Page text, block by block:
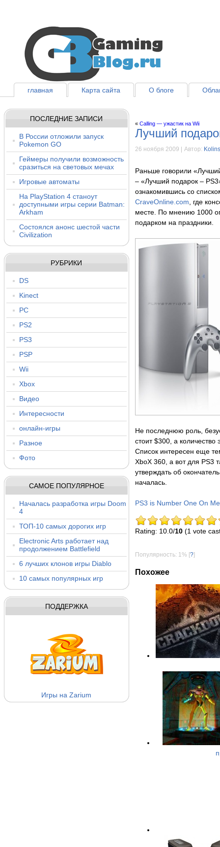
главная Карта сайта О блоге
ПОСЛЕДНИЕ ЗАПИСИ
В России отложили запуск
Pokemon GO
Геймеры получили возможность
сразиться на световых мечах
Игровые автоматы
На PlayStation 4 станоут
доступными игры серии Batman:
Arkham
Состоялся анонс шестой части
Civilization
РУБРИКИ
DS
Kinect
PC
PS2
PS3
PSP
Wii
Xbox
Видео
Интересности
онлайн-игры
Разное
Фото
САМОЕ ПОПУЛЯРНОЕ
Началась разработка игры Doom
4
ТОП-10 самых дорогих игр
Electronic Arts работает над
продолжением Battlefield
6 лучших клонов игры Diablo
10 самых популярных игр
ПОДДЕРЖКА
Игры на Zarium
« Calling — ужастик на Wii
Лучший
26 ноября 2009 | Автор: Kolins
Раньше говорили
– «Лучший подарок –
ознакомившись со
CraveOnline.com, где
месте. По мнению 1000
подарком на праздники.
Не последнюю роль,
стоит $300, а количество
Список интересен еще
XboX 360, а вот для PS3
утверждать об
началась.
PS3 is Number One On
Rating: 10.0/10 (1 vote
Популярность: 1% [?]
Похожее